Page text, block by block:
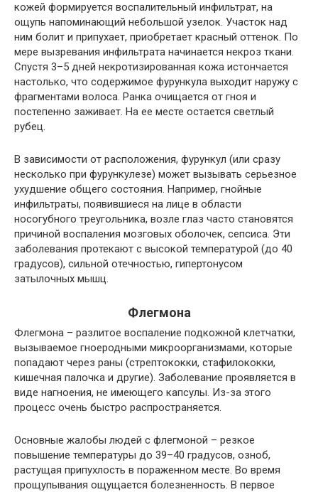
кожей формируется воспалительный инфильтрат, на
ощупь напоминающий небольшой узелок. Участок над
ним болит и припухает, приобретает красный оттенок. По
мере вызревания инфильтрата начинается некроз ткани.
Спустя 3–5 дней некротизированная кожа истончается
настолько, что содержимое фурункула выходит наружу с
фрагментами волоса. Ранка очищается от гноя и
постепенно заживает. На ее месте остается светлый
рубец.
В зависимости от расположения, фурункул (или сразу
несколько при фурункулезе) может вызывать серьезное
ухудшение общего состояния. Например, гнойные
инфильтраты, появившиеся на лице в области
носогубного треугольника, возле глаз часто становятся
причиной воспаления мозговых оболочек, сепсиса. Эти
заболевания протекают с высокой температурой (до 40
градусов), сильной отечностью, гипертонусом
затылочных мышц.
Флегмона
Флегмона – разлитое воспаление подкожной клетчатки,
вызываемое гноеродными микроорганизмами, которые
попадают через раны (стрептококки, стафилококки,
кишечная палочка и другие). Заболевание проявляется в
виде нагноения, не имеющего капсулы. Из-за этого
процесс очень быстро распространяется.
Основные жалобы людей с флегмоной – резкое
повышение температуры до 39–40 градусов, озноб,
растущая припухлость в пораженном месте. Во время
прощупывания ощущается болезненность. В первое